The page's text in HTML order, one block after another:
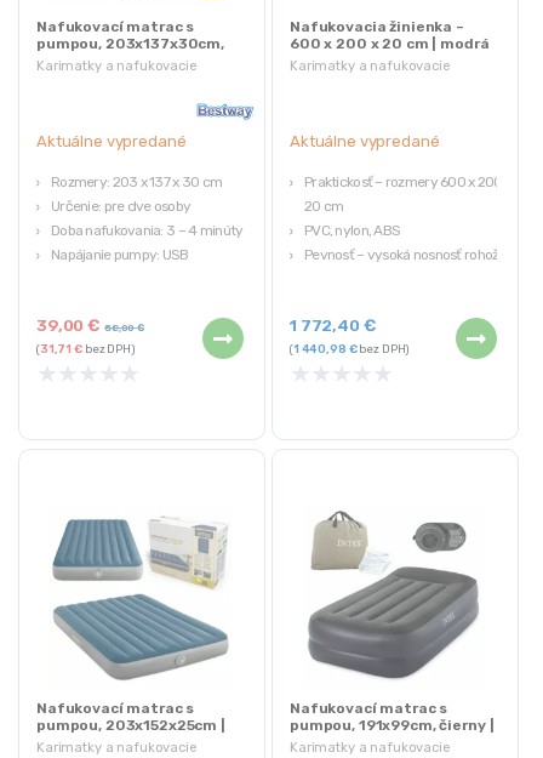
Karimatky a nafukovacie
Nafukovací matrac s
pumpou, 203x137x30cm,
čierny | Bestway
Aktuálne vypredané
Rozmery: 203 x 137 x 30 cm
Určenie: pre dve osoby
Doba nafukovania: 3 – 4 minúty
Napájanie pumpy: USB
39,00€ 58,00€
(31,71€bez DPH)
★ ★ ★ ★ ★
Karimatky a nafukovacie
Nafukovacia žinienka –
600 x 200 x 20 cm | modrá
– biela
Aktuálne vypredané
Praktickosť – rozmery 600 x 200 x
20 cm
PVC, nylon, ABS
Pevnosť – vysoká nosnosť rohože
a vypustenie za pár minút
Trvanlivosť – tkanina s dvojitou
stenou 1000 DEN (hrúbka 1,2 mm)
1 772,40 €
(1 440,98 €bez DPH)
★ ★ ★ ★ ★
Karimatky a nafukovacie
Nafukovací matrac s
pumpou, 203x152x25cm |
INTEX
Karimatky a nafukovacie
Nafukovací matrac s
pumpou, 191x99cm, čierny |
INTEX